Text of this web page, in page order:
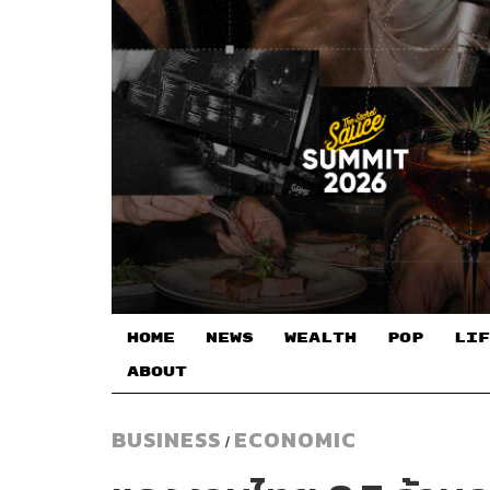
HOME NEWS WEALTH POP
ABOUT
BUSINESS / ECONOMIC